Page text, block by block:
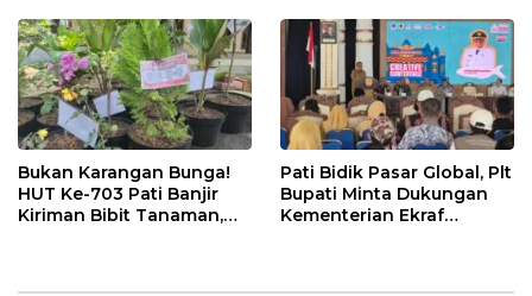
Bukan Karangan Bunga!
HUT Ke-703 Pati Banjir
Kiriman Bibit Tanaman,
Pati Bidik Pasar Global, Plt
Bupati Minta Dukungan
Kementerian Ekraf